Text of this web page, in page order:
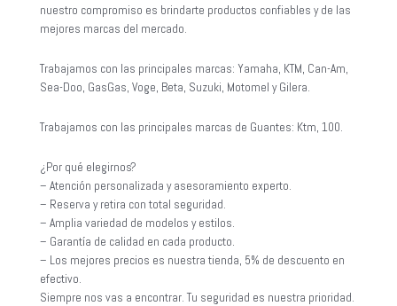
nuestro compromiso es brindarte productos confiables y de las
mejores marcas del mercado.
Trabajamos con las principales marcas: Yamaha, KTM, Can-Am,
Sea-Doo, GasGas, Voge, Beta, Suzuki, Motomel y Gilera.
Trabajamos con las principales marcas de Guantes: Ktm, 100.
¿Por qué elegirnos?
– Atención personalizada y asesoramiento experto.
– Reserva y retira con total seguridad.
– Amplia variedad de modelos y estilos.
– Garantía de calidad en cada producto.
– Los mejores precios es nuestra tienda, 5% de descuento en
efectivo.
Siempre nos vas a encontrar. Tu seguridad es nuestra prioridad.